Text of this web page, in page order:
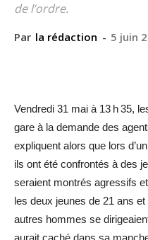
de l’ordre.
Par la rédaction - 5 juin
Vendredi 31 mai à 13 h 35,
gare à la demande des
expliquent alors que lors
ils ont été confrontés à des
seraient montrés agressifs
les deux jeunes de 21 ans
autres hommes se
aurait caché dans sa